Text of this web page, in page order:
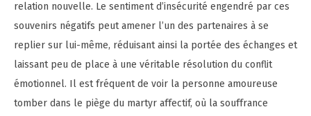
relation nouvelle. Le sentiment d’insécurité engendré par ces
souvenirs négatifs peut amener l’un des partenaires à se
replier sur lui-même, réduisant ainsi la portée des échanges et
laissant peu de place à une véritable résolution du conflit
émotionnel. Il est fréquent de voir la personne amoureuse
tomber dans le piège du martyr affectif, où la souffrance